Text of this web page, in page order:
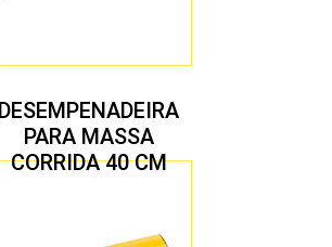
DESEMPENADEIRA
PARA MASSA
CORRIDA 40 CM